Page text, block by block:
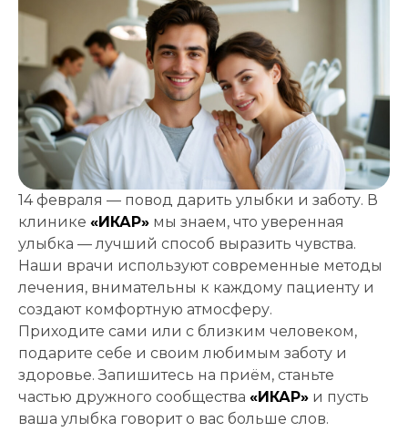
Записаться
на приём
Выберите
клинику:
Выберите
врача:
Дата и
время
приёма:
14 февраля — повод дарить улыбки и заботу. В
клинике «ИКАР» мы знаем, что уверенная
улыбка — лучший способ выразить чувства.
Наши врачи используют современные методы
лечения, внимательны к каждому пациенту и
создают комфортную атмосферу.
Приходите сами или с близким человеком,
подарите себе и своим любимым заботу и
здоровье. Запишитесь на приём, станьте
частью дружного сообщества «ИКАР» и пусть
ваша улыбка говорит о вас больше слов.